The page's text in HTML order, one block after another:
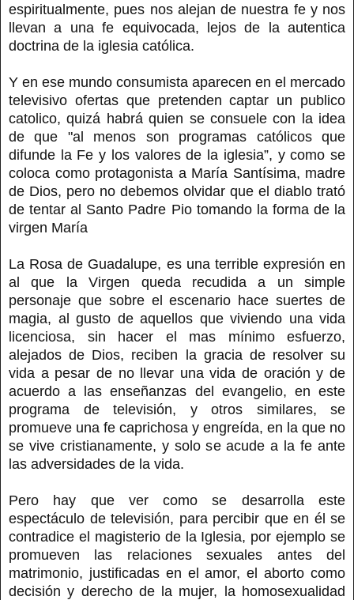
espiritualmente, pues nos alejan de nuestra fe y nos
llevan a una fe equivocada, lejos de la autentica
doctrina de la iglesia católica.
Y en ese mundo consumista aparecen en el mercado
televisivo ofertas que pretenden captar un publico
catolico, quizá habrá quien se consuele con la idea
de que "al menos son programas católicos que
difunde la Fe y los valores de la iglesia”, y como se
coloca como protagonista a María Santísima, madre
de Dios, pero no debemos olvidar que el diablo trató
de tentar al Santo Padre Pio tomando la forma de la
virgen María
La Rosa de Guadalupe, es una terrible expresión en
al que la Virgen queda recudida a un simple
personaje que sobre el escenario hace suertes de
magia, al gusto de aquellos que viviendo una vida
licenciosa, sin hacer el mas mínimo esfuerzo,
alejados de Dios, reciben la gracia de resolver su
vida a pesar de no llevar una vida de oración y de
acuerdo a las enseñanzas del evangelio, en este
programa de televisión, y otros similares, se
promueve una fe caprichosa y engreída, en la que no
se vive cristianamente, y solo se acude a la fe ante
las adversidades de la vida.
Pero hay que ver como se desarrolla este
espectáculo de televisión, para percibir que en él se
contradice el magisterio de la Iglesia, por ejemplo se
promueven las relaciones sexuales antes del
matrimonio, justificadas en el amor, el aborto como
decisión y derecho de la mujer, la homosexualidad